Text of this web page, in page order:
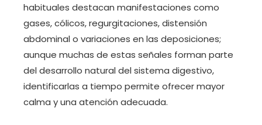
habituales destacan manifestaciones como
gases, cólicos, regurgitaciones, distensión
abdominal o variaciones en las deposiciones;
aunque muchas de estas señales forman parte
del desarrollo natural del sistema digestivo,
identificarlas a tiempo permite ofrecer mayor
calma y una atención adecuada.